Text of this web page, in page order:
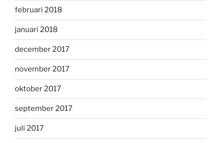
februari 2018
januari 2018
december 2017
november 2017
oktober 2017
september 2017
juli 2017